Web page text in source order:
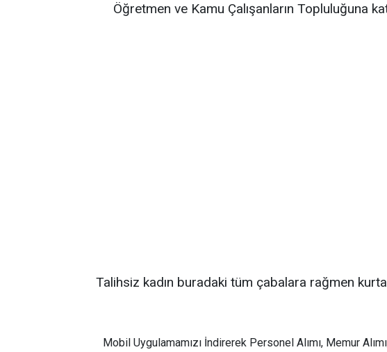
Öğretmen ve Kamu Çalışanların Topluluğuna
Talihsiz kadın buradaki tüm çabalara rağmen
Mobil Uygulamamızı İndirerek Personel Alımı, Memur